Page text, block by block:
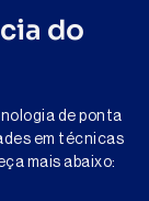
do
de ponta
em técnicas
mais abaixo: